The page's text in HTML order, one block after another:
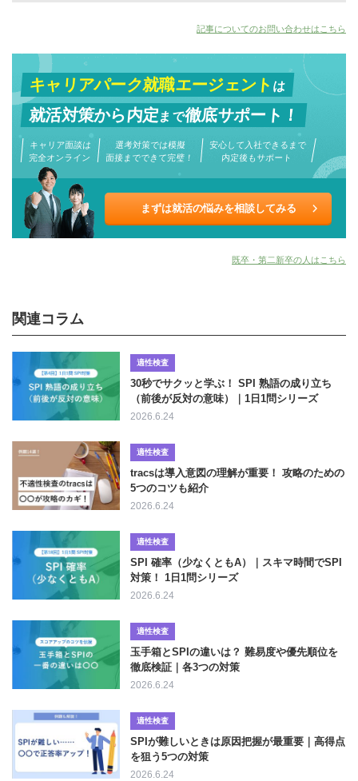
記事についてのお問い合わせはこちら
キャリアパーク就職エージェントは
就活対策から内定まで徹底サポート！
キャリア面談は
完全オンライン
選考対策では模擬
面接までできて完璧！
安心して入社できるまで
内定後もサポート
まずは就活の悩みを相談してみる
既卒・第二新卒の人はこちら
関連コラム
適性検査
30秒でサクッと学ぶ！ SPI 熟語の成り立ち
（前後が反対の意味）｜1日1問シリーズ
2026.6.24
適性検査
tracsは導入意図の理解が重要！ 攻略のための
5つのコツも紹介
2026.6.24
適性検査
SPI 確率（少なくともA）｜スキマ時間でSPI
対策！ 1日1問シリーズ
2026.6.24
適性検査
玉手箱とSPIの違いは？ 難易度や優先順位を
徹底検証｜各3つの対策
2026.6.24
適性検査
SPIが難しいときは原因把握が最重要｜高得点
を狙う5つの対策
2026.6.24